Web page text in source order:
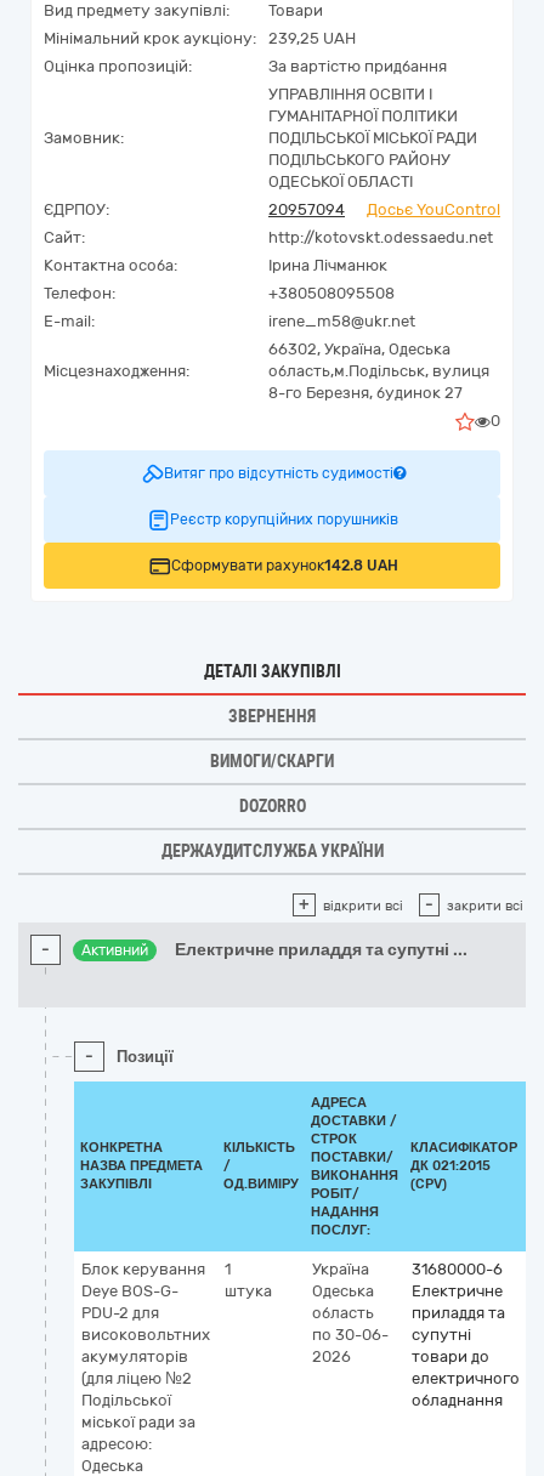
Вид предмету закупівлі:
Товари
Мінімальний крок аукціону:
239,25 UAH
Оцінка пропозицій:
За вартістю придбання
Замовник:
УПРАВЛІННЯ ОСВІТИ І
ГУМАНІТАРНОЇ ПОЛІТИКИ
ПОДІЛЬСЬКОЇ МІСЬКОЇ РАДИ
ПОДІЛЬСЬКОГО РАЙОНУ
ОДЕСЬКОЇ ОБЛАСТІ
ЄДРПОУ:
20957094
Досьє YouControl
Сайт:
http://kotovskt.odessaedu.net
Контактна особа:
Ірина Лічманюк
Телефон:
+380508095508
E-mail:
irene_m58@ukr.net
Місцезнаходження:
66302, Україна, Одеська
область,м.Подільськ, вулиця
8-го Березня, будинок 27
0
Витяг про відсутність судимості
Реєстр корупційних порушників
Сформувати рахунок142.8 UAH
ДЕТАЛІ ЗАКУПІВЛІ
ЗВЕРНЕННЯ
ВИМОГИ/СКАРГИ
DOZORRO
ДЕРЖАУДИТСЛУЖБА УКРАЇНИ
+ відкрити всі - закрити всі
- Активний Електричне приладдя та супутні ...
- Позиції
КОНКРЕТНА
НАЗВА ПРЕДМЕТА
ЗАКУПІВЛІ
КІЛЬКІСТЬ
/
ОД.ВИМІРУ
АДРЕСА
ДОСТАВКИ /
СТРОК
ПОСТАВКИ/
ВИКОНАННЯ
РОБІТ/
НАДАННЯ
ПОСЛУГ:
КЛАСИФІКАТОР
ДК 021:2015
(CPV)
Блок керування
Deye BOS-G-
PDU-2 для
високовольтних
акумуляторів
(для ліцею №2
Подільської
міської ради за
адресою:
Одеська
1
штука
Україна
Одеська
область
по 30-06-
2026
31680000-6
Електричне
приладдя та
супутні
товари до
електричного
обладнання